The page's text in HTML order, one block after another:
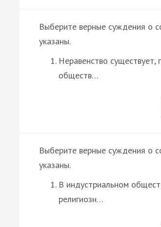
Выберите верные суждения о
указаны.
Неравенство
обществ…
Выберите верные суждения о
указаны.
В индустриальном
религиозн…